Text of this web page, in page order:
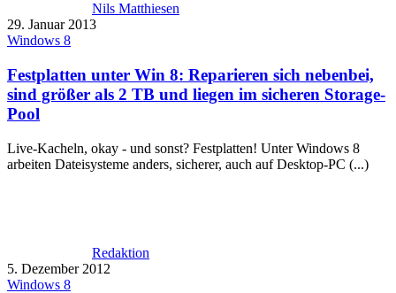
Nils Matthiesen
29. Januar 2013
Windows 8
Festplatten unter Win 8: Reparieren sich nebenbei,
sind größer als 2 TB und liegen im sicheren Storage-
Pool
Live-Kacheln, okay - und sonst? Festplatten! Unter Windows 8
arbeiten Dateisysteme anders, sicherer, auch auf Desktop-PC (...)
Redaktion
5. Dezember 2012
Windows 8